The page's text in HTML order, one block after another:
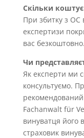
Скільки
При збитку з OC
експертизи
вас безкоштовно.
Чи
Як експерти ми
консультуємо.
Fachanwalt für
винуватця його
страховик